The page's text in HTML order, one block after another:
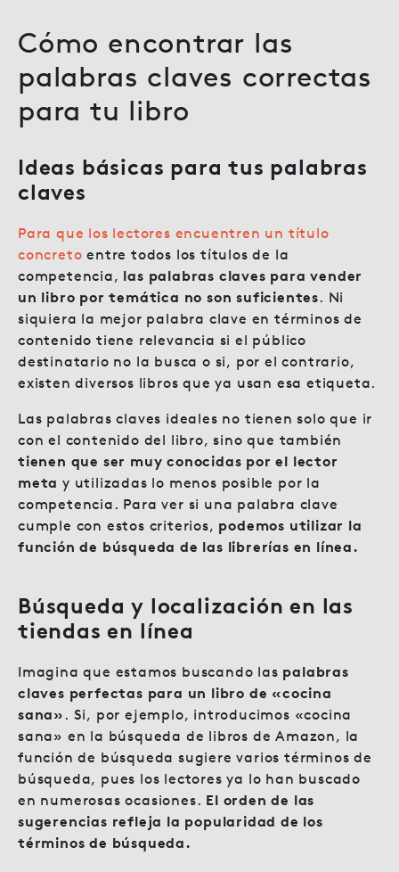
Cómo encontrar las
palabras claves correctas
para tu libro
Ideas básicas para tus palabras
claves
Para que los lectores encuentren un título
concreto entre todos los títulos de la
competencia, las palabras claves para vender
un libro por temática no son suficientes. Ni
siquiera la mejor palabra clave en términos de
contenido tiene relevancia si el público
destinatario no la busca o si, por el contrario,
existen diversos libros que ya usan esa etiqueta.
Las palabras claves ideales no tienen solo que ir
con el contenido del libro, sino que también
tienen que ser muy conocidas por el lector
meta y utilizadas lo menos posible por la
competencia. Para ver si una palabra clave
cumple con estos criterios, podemos utilizar la
función de búsqueda de las librerías en línea.
Búsqueda y localización en las
tiendas en línea
Imagina que estamos buscando las palabras
claves perfectas para un libro de «cocina
sana» . Si, por ejemplo, introducimos «cocina
sana» en la búsqueda de libros de Amazon, la
función de búsqueda sugiere varios términos de
búsqueda, pues los lectores ya lo han buscado
en numerosas ocasiones. El orden de las
sugerencias refleja la popularidad de los
términos de búsqueda.